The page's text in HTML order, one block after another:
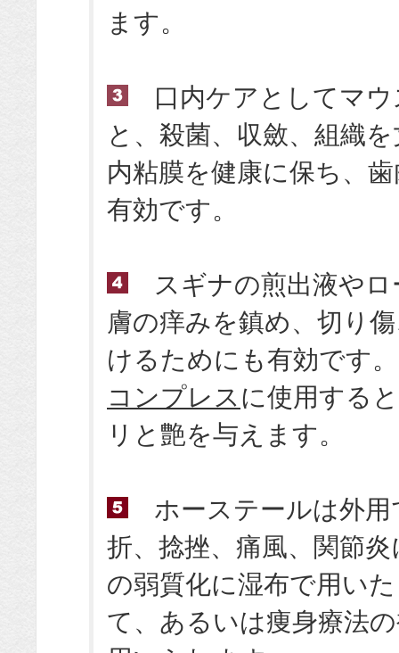
ます。
口内ケアとしてマウ
と、殺菌、収斂、組織
内粘膜を健康に保ち、
有効です。
スギナの煎出液やロ
膚の痒みを鎮め、切り
けるためにも有効です
コンプレス に使用する
リと艶を与えます。
ホーステールは外用
折、捻挫、痛風、関節
の弱質化に湿布で用い
て、あるいは痩身療法